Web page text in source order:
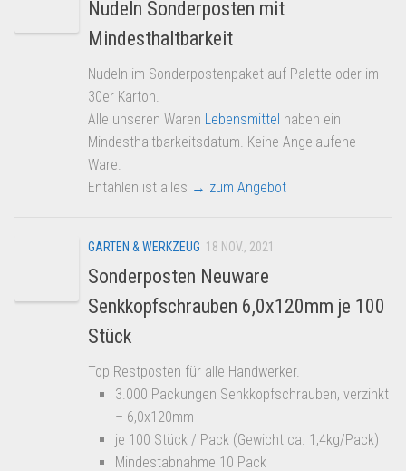
Nudeln Sonderposten mit
Mindesthaltbarkeit
Nudeln im Sonderpostenpaket auf Palette oder im
30er Karton.
Alle unseren Waren Lebensmittel haben ein
Mindesthaltbarkeitsdatum. Keine Angelaufene
Ware.
Entahlen ist alles → zum Angebot
GARTEN & WERKZEUG 18 NOV., 2021
Sonderposten Neuware
Senkkopfschrauben 6,0x120mm je 100
Stück
Top Restposten für alle Handwerker.
3.000 Packungen Senkkopfschrauben, verzinkt
– 6,0x120mm
je 100 Stück / Pack (Gewicht ca. 1,4kg/Pack)
Mindestabnahme 10 Pack